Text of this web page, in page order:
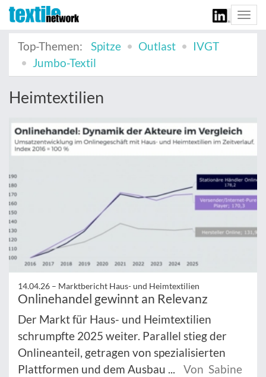
Top-Themen:
Spitze Outlast
IVGT
Jumbo-Textil
Heimtextilien
14.04.26 – Marktbericht Haus- und Heimtextilien
Onlinehandel gewinnt an Relevanz
Der Markt für Haus- und Heimtextilien
schrumpfte 2025 weiter. Parallel stieg der
Onlineanteil, getragen von spezialisierten
Plattformen und dem Ausbau ...
Von Sabine